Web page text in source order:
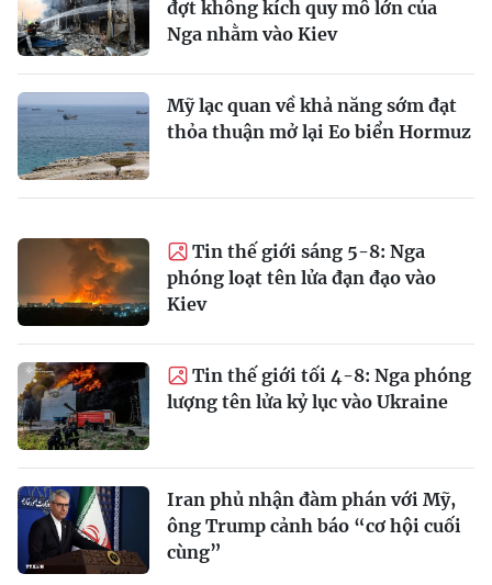
đợt không kích quy mô lớn của
Nga nhằm vào Kiev
Mỹ lạc quan về khả năng sớm đạt
thỏa thuận mở lại Eo biển Hormuz
Tin thế giới sáng 5-8: Nga
phóng loạt tên lửa đạn đạo vào
Kiev
Tin thế giới tối 4-8: Nga phóng
lượng tên lửa kỷ lục vào Ukraine
Iran phủ nhận đàm phán với Mỹ,
ông Trump cảnh báo “cơ hội cuối
cùng”